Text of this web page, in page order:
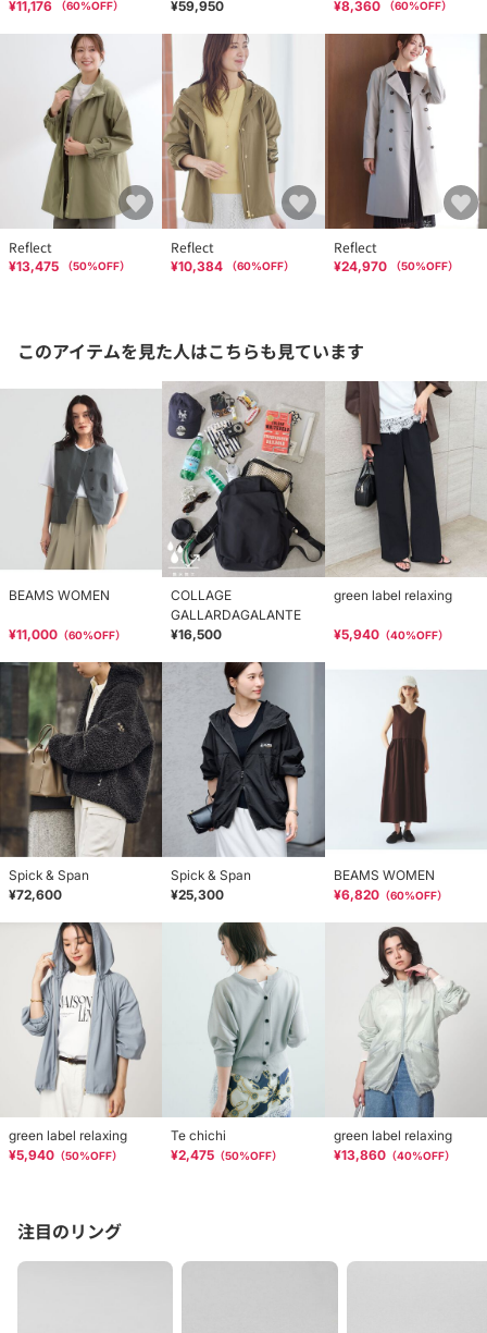
¥11,176 （60%OFF） ¥59,950 ¥8,360 （60%OFF）
Reflect
¥13,475 （50%OFF）
Reflect
¥10,384 （60%OFF）
Reflect
¥24,970 （50%OFF）